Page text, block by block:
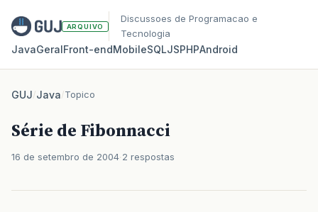
ARQUIVO
Discussoes de Programacao e
Tecnologia
JavaGeralFront‑endMobileSQLJSPHPAndroid
GUJ/Java/Topico
Série de Fibonnacci
16 de setembro de 2004 2 respostas